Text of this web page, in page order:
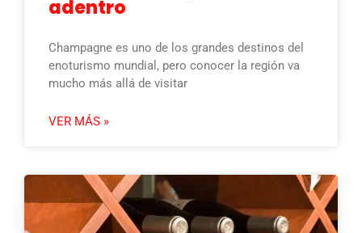
adentro
Champagne es uno de los grandes destinos del
enoturismo mundial, pero conocer la región va
mucho más allá de visitar
VER MÁS »